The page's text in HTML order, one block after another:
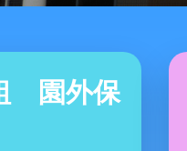
園外保